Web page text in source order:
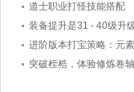
道士职业打怪技能搭配
装备提升是31 - 40级升
进阶版本打宝策略：元
突破桎梏，体验修炼卷